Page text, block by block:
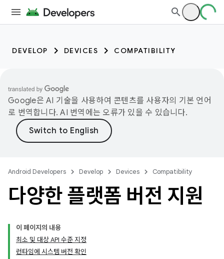
DEVELOP DEVICES COMPATIBILITY
Google은 AI 기술을 사용하여 콘텐츠를 사용자의 기본 언어
로 번역합니다. AI 번역에는 오류가 있을 수 있습니다.
Android Developers Develop Devices Compatibility
다양한 플랫폼 버전 지원
이 페이지의 내용
최소 및 대상 API 수준 지정
런타임에 시스템 버전 확인